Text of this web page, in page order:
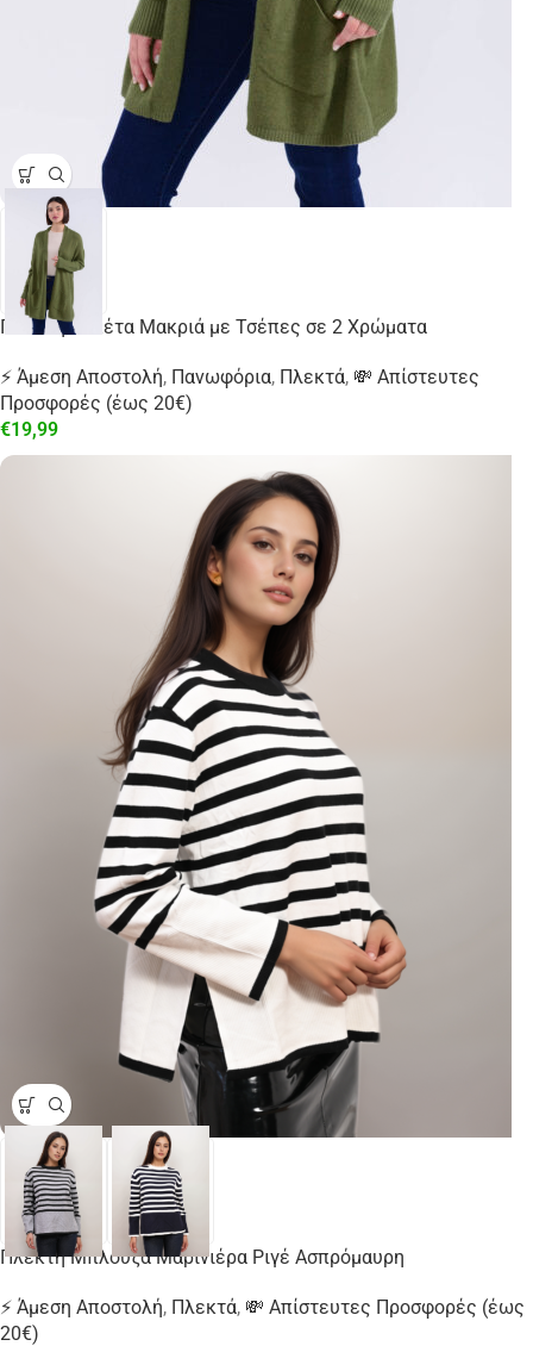
Πλεκτή Ζακέτα Μακριά με Τσέπες σε 2 Χρώματα
⚡ Άμεση Αποστολή, Πανωφόρια, Πλεκτά, 💸 Απίστευτες
Προσφορές (έως 20€)
€19,99
Πλεκτή Μπλούζα Μαρινιέρα Ριγέ Ασπρόμαυρη
⚡ Άμεση Αποστολή, Πλεκτά, 💸 Απίστευτες Προσφορές (έως
20€)